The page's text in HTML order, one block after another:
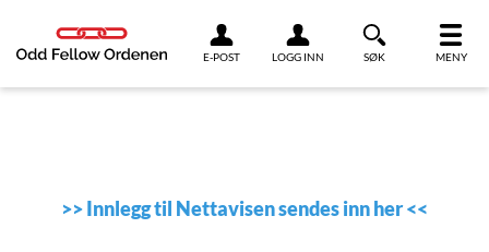
E-POST LOGG INN SØK MENY
>>Innlegg til Nettavisen sendes inn her<<